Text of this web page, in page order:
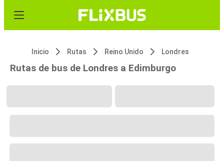
Inicio Rutas Reino Unido Londres
Rutas de bus de Londres a Edimburgo